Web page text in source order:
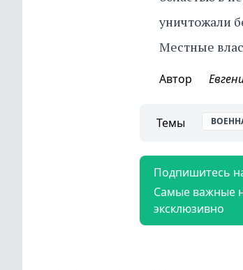
уничтожали
Местные
Автор
Темы
Подпишитесь
Самые важные
эксклюзивно